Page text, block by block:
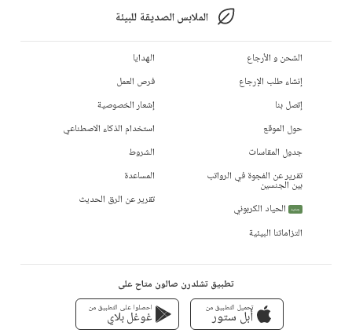
الملابس الصديقة للبيئة
الشحن و الأرجاع
إنشاء طلب الإرجاع
إتصل بنا
حول الموقع
جدول المقاسات
تقرير عن الفجوة في الرواتب
بين الجنسين
جديد
الحياد الكربوني
التزاماتنا البيئية
الهدايا
فرص العمل
إشعار الخصوصية
استخدام الذكاء الاصطناعي
الشروط
المساعدة
تقرير عن الرق الحديث
تطبيق تشلدرن صالون متاح على
تحميل التطبيق من
أبل ستور
احصلوا على التطبيق من
غوغل بلاي